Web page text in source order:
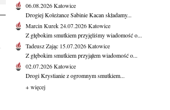
06.08.2026Katowice
Drogiej Koleżance Sabinie Kacan składamy...
Marcin Kurek24.07.2026Katowice
Z głębokim smutkiem przyjęliśmy wiadomość o...
Tadeusz Zając 15.07.2026Katowice
Z głębokim smutkiem przyjąłem wiadomość o...
02.07.2026Katowice
Drogi Krystianie z ogromnym smutkiem...
+ więcej